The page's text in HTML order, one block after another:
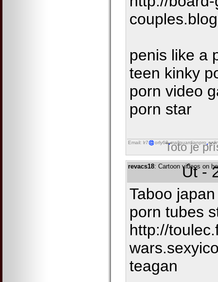
penis like a
teen kinky
porn video
porn star
Email: lr7 orly68 mailguardianpro
Toto je
revacs18: Cartoon videos on
Út -
Taboo
porn tubes
http://
teagan